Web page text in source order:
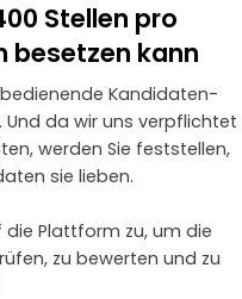
Stellen pro
besetzen kann
Kandidaten-
da wir uns verpflichtet
werden Sie feststellen,
sie lieben.
die Plattform zu, um die
zu bewerten und zu